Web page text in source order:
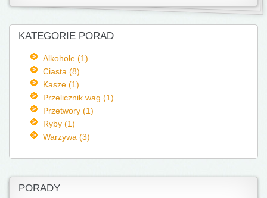
KATEGORIE PORAD
Alkohole (1)
Ciasta (8)
Kasze (1)
Przelicznik wag (1)
Przetwory (1)
Ryby (1)
Warzywa (3)
PORADY